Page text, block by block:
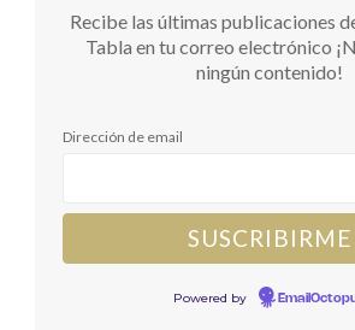
Recibe las últimas publicaciones
Tabla en tu correo electrónico
ningún contenido!
Dirección de email
Powered by